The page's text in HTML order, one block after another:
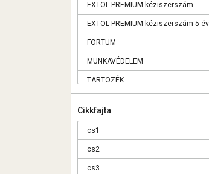
EXTOL PREMIUM kéziszerszám
EXTOL PREMIUM kéziszerszám 5 év
FORTUM
MUNKAVÉDELEM
TARTOZÉK
Cikkfajta
cs1
cs2
cs3